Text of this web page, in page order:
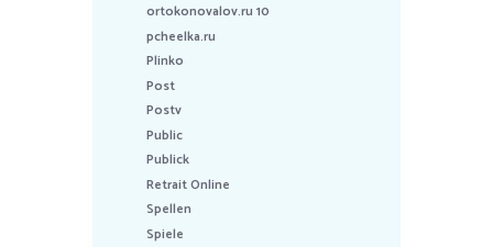
ortokonovalov.ru 10
pcheelka.ru
Plinko
Post
Postv
Public
Publick
Retrait Online
Spellen
Spiele